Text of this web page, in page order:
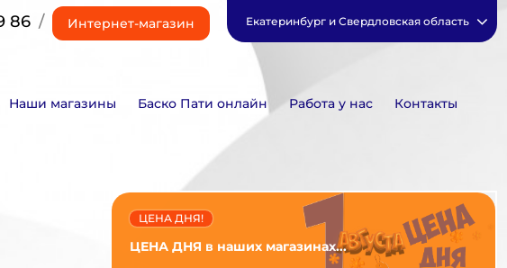
86 / Интернет-магазин Екатеринбург и Свердловская область
Наши магазины Баско Пати онлайн Работа у нас Контакты
ЦЕНА ДНЯ в наших магазинах...
ЦЕНА ДНЯ!